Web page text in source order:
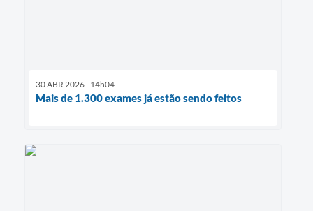
30 ABR 2026 - 14h04
Mais de 1.300 exames já estão sendo feitos